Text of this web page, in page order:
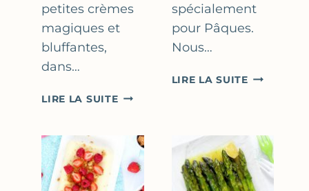
petites crèmes
magiques et
bluffantes,
dans…
LIRE LA SUITECRÈMES
FRAISE
YAOURT
spécialement
pour Pâques.
Nous…
LIRE LA SUITERECETTES